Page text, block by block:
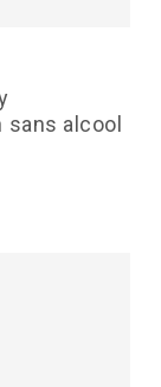
sans alcool